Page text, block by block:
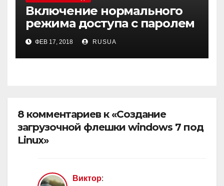
Включение нормального
режима доступа с паролем
в MySQL(MariaDB) в Debian
9 ФЕВ 17, 2018 RUSUA
8 комментариев к «Создание
загрузочной флешки windows 7 под
Linux»
Виктор: